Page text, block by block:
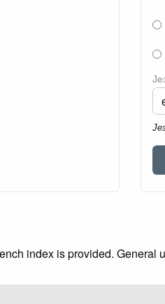
index is provided. General